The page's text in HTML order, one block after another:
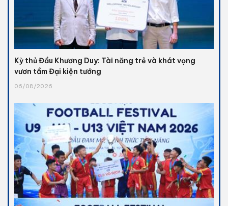
Kỳ thủ Đầu Khương Duy: Tài năng trẻ và khát vọng
vươn tầm Đại kiện tướng
06/08/2026